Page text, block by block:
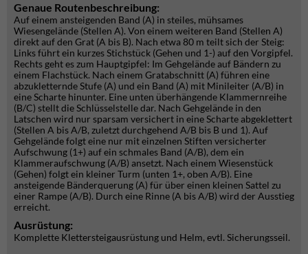
Genaue Routenbeschreibung:
Auf einem ansteigenden Band (A) in steiles, mühsames
Wiesengelände (Stellen A). Von einem weiteren Band (Stellen A)
direkt auf den Grat (A bis B). Nach etwa 80 m teilt sich der Steig:
Links führt ein kurzes Stichstück (Gehen und 1-) auf den Vorgipfel.
Rechts geht es zum Hauptgipfel: Im Gehgelände auf Bändern zu
einem Flachstück. Nach einem Gratabschnitt (A) führen eine
abzukletternde Stufe (A) und ein Band (A) mit Minileiter (A/B) in
eine Scharte hinunter. Eine unten überhängende Klammernreihe
(B/C) stellt die Schlüsselstelle dar. Nach Gehgelände in den
Latschen wird nur sparsam versichert in eine Scharte abgeklettert
(Stellen A bis A/B, zuletzt durchgehend A/B bis B und 1). Auf
Gehgelände folgt eine nur mit einzelnen Stiften versicherter
Aufschwung (1+) auf ein schmales Band (A/B), dem ein
Klammeraufschwung (A/B) ansetzt. Nach einem Wiesenstück
(Gehen) folgt ein kleiner Turm (unten 1+, oben A/B). Eine
ansteigende Bänderquerung (A) für über einen kleinen Sattel zu
einer Rampe (A/B). Durch eine Rinne (A bis A/B) wird der Ausstieg
erreicht.
Ausrüstung:
Komplette Klettersteigausrüstung und Helm, evtl. Sicherungsseil.